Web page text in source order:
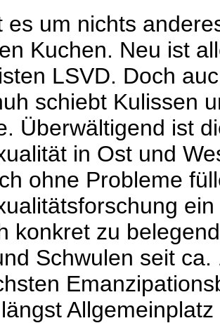
es um nichts
Kuchen. Neu ist
LSVD. Doch
schiebt Kulissen
Überwältigend ist
in Ost und
ohne Probleme
konkret zu
Schwulen seit